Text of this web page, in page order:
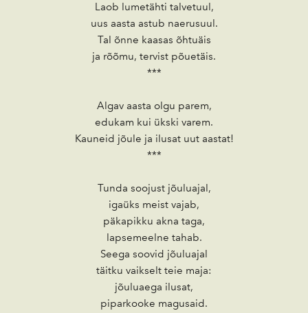
Laob lumetähti talvetuul,
uus aasta astub naerusuul.
Tal õnne kaasas õhtuäis
ja rõõmu, tervist põuetäis.
***
Algav aasta olgu parem,
edukam kui ükski varem.
Kauneid jõule ja ilusat uut aastat!
***
Tunda soojust jõuluajal,
igaüks meist vajab,
päkapikku akna taga,
lapsemeelne tahab.
Seega soovid jõuluajal
täitku vaikselt teie maja:
jõuluaega ilusat,
piparkooke magusaid.